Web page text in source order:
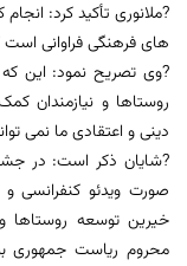
?ملانوری تأکید کرد:
های فرهنگی فراوانی است
?وی تصریح نمود: این
روستاها و نیازمندان
دینی و اعتقادی ما نمی
صورت ویدئو
خیرین توسعه روستاها
محروم ریاست جمهوری